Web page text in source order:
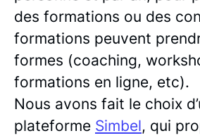
des formations ou des
formations peuvent
formes (coaching,
formations en ligne, etc).
Nous avons fait le choix
plateforme Simbel, qui